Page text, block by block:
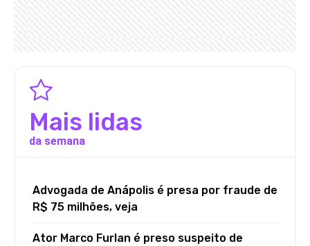
Mais lidas
da semana
Advogada de Anápolis é presa por fraude de
R$ 75 milhões, veja
Ator Marco Furlan é preso suspeito de